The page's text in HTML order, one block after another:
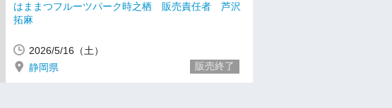
はままつフルーツパーク時之栖 販売責任者 芦沢
拓麻
2026/5/16（土）
静岡県
販売終了